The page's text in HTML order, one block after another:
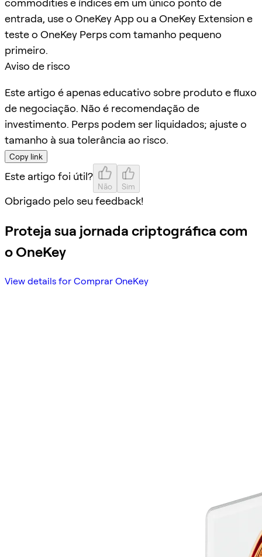
commodities e índices em um único ponto de
entrada, use o OneKey App ou a OneKey Extension e
teste o OneKey Perps com tamanho pequeno
primeiro.
Aviso de risco
Este artigo é apenas educativo sobre produto e fluxo
de negociação. Não é recomendação de
investimento. Perps podem ser liquidados; ajuste o
tamanho à sua tolerância ao risco.
Copy link
Este artigo foi útil?
Não Sim
Obrigado pelo seu feedback!
Proteja sua jornada criptográfica com
o OneKey
View details for Comprar OneKey